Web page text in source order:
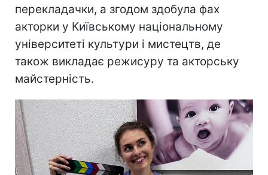
перекладачки, а згодом здобула фах
акторки у Київському національному
університеті культури і мистецтв, де
також викладає режисуру та акторську
майстерність.